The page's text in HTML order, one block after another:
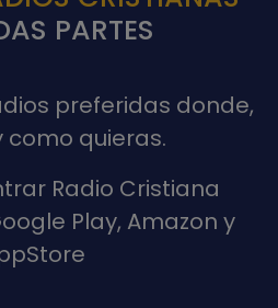
PARTES
preferidas donde,
como quieras.
Radio Cristiana
Play, Amazon y